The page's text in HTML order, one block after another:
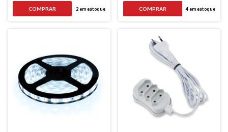
2em estoque 4em estoque